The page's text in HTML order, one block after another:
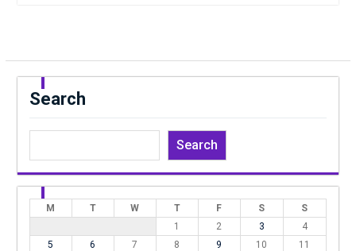
Search
Search
M T W T F S
S
1
2 3
4
5
6 7 8 9 10
11